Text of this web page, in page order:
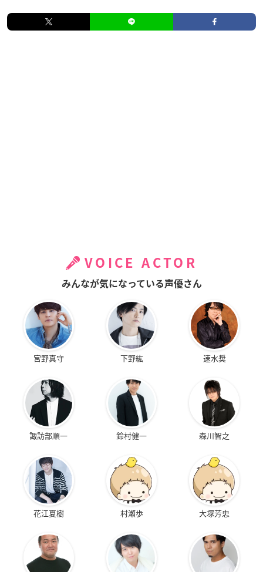
VOICE ACTOR
みんなが気になっている声優さん
宮野真守 下野紘 速水奨
諏訪部順一 鈴村健一 森川智之
花江夏樹 村瀬歩 大塚芳忠